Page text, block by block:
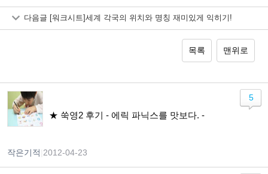
다음글 [워크시트]세계 각국의 위치와 명칭 재미있게 익히기!
목록 맨위로
★ 쑥영2 후기 - 에릭 파닉스를 맛보다. -
작은기적 2012-04-23
5